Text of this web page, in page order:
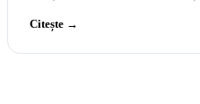
Citește →